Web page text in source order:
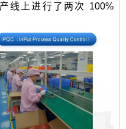
线上进行了两次 100%